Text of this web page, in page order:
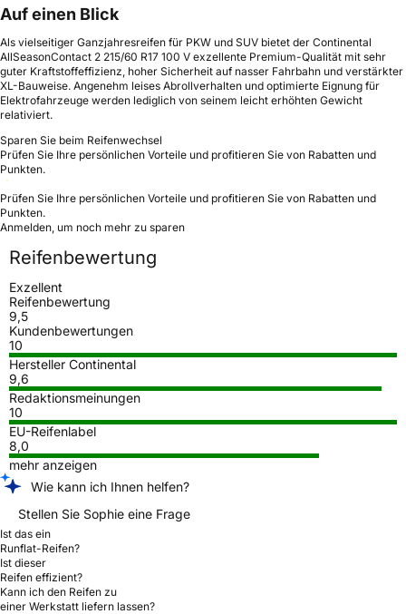
Auf einen Blick
Als vielseitiger Ganzjahresreifen für PKW und SUV bietet der Continental
AllSeasonContact 2 215/60 R17 100 V exzellente Premium-Qualität mit sehr
guter Kraftstoffeffizienz, hoher Sicherheit auf nasser Fahrbahn und verstärkter
XL-Bauweise. Angenehm leises Abrollverhalten und optimierte Eignung für
Elektrofahrzeuge werden lediglich von seinem leicht erhöhten Gewicht
relativiert.
Sparen Sie beim Reifenwechsel
Prüfen Sie Ihre persönlichen Vorteile und profitieren Sie von Rabatten und
Punkten.
Prüfen Sie Ihre persönlichen Vorteile und profitieren Sie von Rabatten und
Punkten.
Anmelden, um noch mehr zu sparen
Reifenbewertung
Exzellent
Reifenbewertung
9,5
Kundenbewertungen
10
Hersteller Continental
9,6
Redaktionsmeinungen
10
EU-Reifenlabel
8,0
mehr anzeigen
Wie kann ich Ihnen helfen?
Stellen Sie Sophie eine Frage
Ist das ein
Runflat-Reifen?
Ist dieser
Reifen effizient?
Kann ich den Reifen zu
einer Werkstatt liefern lassen?